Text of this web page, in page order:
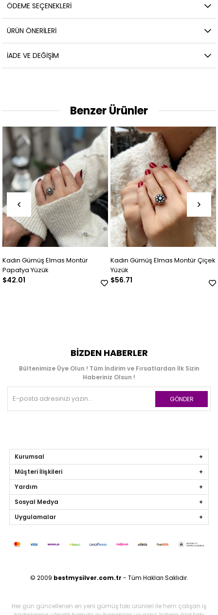
ÖDEME SEÇENEKLERI
ÜRÜN ÖNERILERI
İADE VE DEĞIŞIM
Benzer Ürünler
Kadın Gümüş Elmas Montür
Papatya Yüzük
$42.01
Kadın Gümüş Elmas Montür Çiçek
Yüzük
$56.71
BIZDEN HABERLER
Bültenimize Üye Olun ! Tüm İndirim ve Fırsatlardan İlk Sizin
Haberiniz Olsun !
GÖNDER
Kurumsal
Müşteri İlişkileri
Yardım
Sosyal Medya
Uygulamalar
© 2009 bestmysilver.com.tr - Tüm Hakları Saklıdır.
Her gün güncellenen en yeni gümüş takı ürünleri ile hem çalışan iş